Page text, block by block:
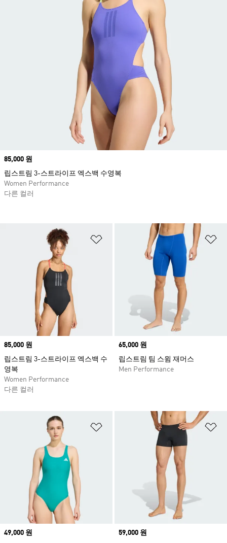
위시리스트 담기
Price
85,000 원
립스트림 3-스트라이프 엑스백 수
영복
Women Performance
다른 컬러
Price
65,000 원
립스트림 팀 스윔 재머스
Men Performance
위시리스트 담기
Price
49,000 원
Price
59,000 원
Price
85,000 원
립스트림 3-스트라이프 엑스백 수영복
Women Performance
다른 컬러